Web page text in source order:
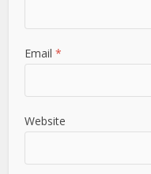
Email*
Website